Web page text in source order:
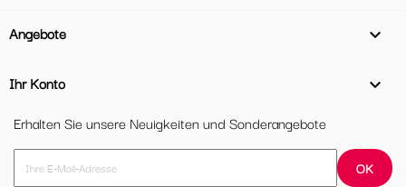
Angebote 
Ihr Konto

Erhalten Sie unsere Neuigkeiten und Sonderangebote